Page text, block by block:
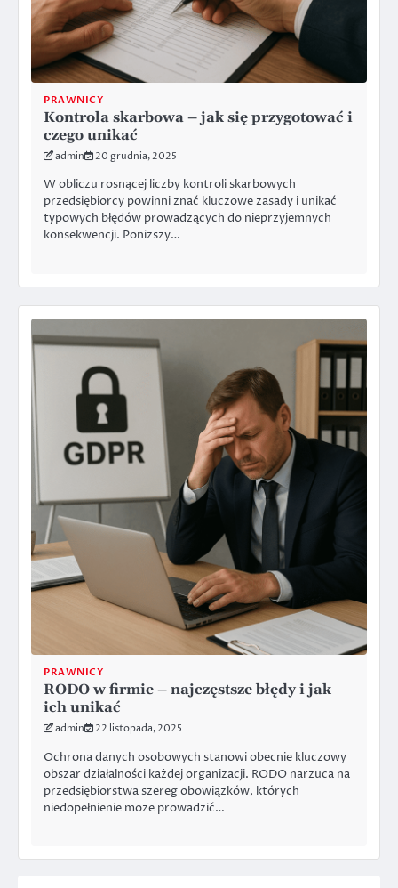
PRAWNICY
Kontrola skarbowa – jak się przygotować i
czego unikać
admin 20 grudnia, 2025
W obliczu rosnącej liczby kontroli skarbowych
przedsiębiorcy powinni znać kluczowe zasady i unikać
typowych błędów prowadzących do nieprzyjemnych
konsekwencji. Poniższy…
PRAWNICY
RODO w firmie – najczęstsze błędy i jak
ich unikać
admin 22 listopada, 2025
Ochrona danych osobowych stanowi obecnie kluczowy
obszar działalności każdej organizacji. RODO narzuca na
przedsiębiorstwa szereg obowiązków, których
niedopełnienie może prowadzić…